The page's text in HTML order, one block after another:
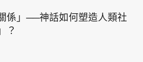
係」──神話如何塑造人類社
？